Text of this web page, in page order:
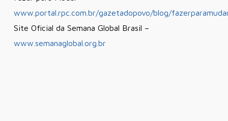
www.portal.rpc.com.br/gazetadopovo/blog/
Site Oficial da Semana Global Brasil –
www.semanaglobal.org.br